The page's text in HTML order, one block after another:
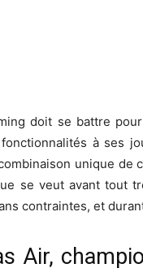
doit se battre
à ses
unique de
se veut avant tout
contraintes, et
Air,